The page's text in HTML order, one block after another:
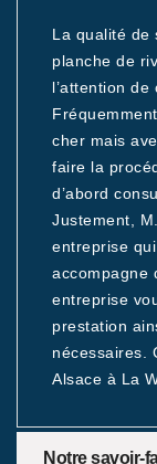
La qualité de
planche de
l’attention
cher mais
faire la
d’abord
Justement,
entreprise
accompagne
entreprise
prestation
nécessaires.
Alsace à La
Notre savoir-